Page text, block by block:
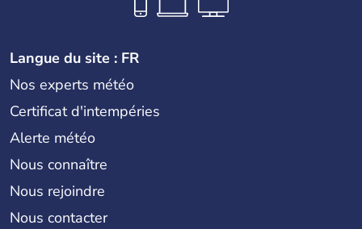
Langue du site : FR
Nos experts météo
Certificat d'intempéries
Alerte météo
Nous connaître
Nous rejoindre
Nous contacter